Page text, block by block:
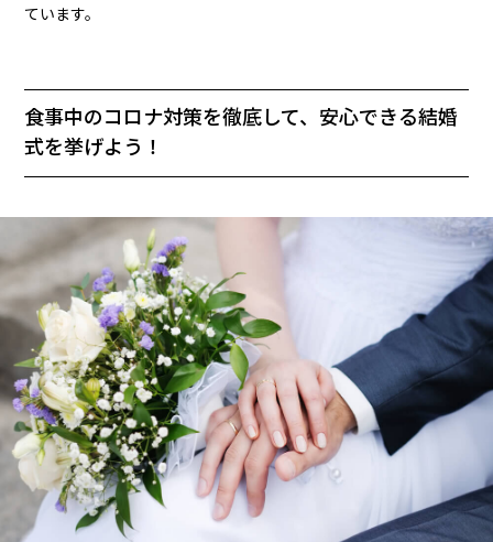
ています。
食事中のコロナ対策を徹底して、安心できる結婚
式を挙げよう！